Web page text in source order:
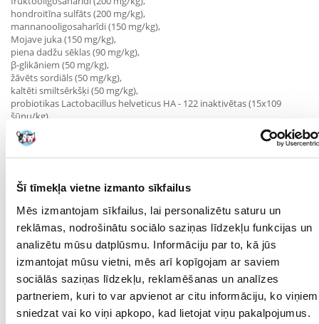
Šī tīmekļa vietne izmanto sīkfailus
Mēs izmantojam sīkfailus, lai personalizētu saturu un
reklāmas, nodrošinātu sociālo saziņas līdzekļu funkcijas un
analizētu mūsu datplūsmu. Informāciju par to, kā jūs
izmantojat mūsu vietni, mēs arī kopīgojam ar saviem
sociālās saziņas līdzekļu, reklamēšanas un analīzes
partneriem, kuri to var apvienot ar citu informāciju, ko viņiem
sniedzat vai ko viņi apkopo, kad lietojat viņu pakalpojumus.
hondroitīna sulfāts (200 mg/kg),
mannanooligosaharīdi (150 mg/kg),
Mojave juka (150 mg/kg),
piena dadžu sēklas (90 mg/kg),
β-glikāniem (50 mg/kg),
žāvēts sordiāls (50 mg/kg),
kaltēti smiltsērkšķi (50 mg/kg),
probiotikas Lactobacillus helveticus HA - 122 inaktivētas (15x109
šūnu/kg).
UZTURŠANA:
jēlproteīns 28,0 %,
mitrums 10,0 %,
jēlpelni 7,0 %,
jēlšķiedra 2,5 %,
kalcijs 1,5 %,
fosfors 1,1 %,
nātrijs 0,4 %,
omega-3 taukskābes 0,5 %,
omega-6 taukskābes 2,1 %,
EPA (20:5 n-3) 0,05 %,
DHA (22:6 n-3) 0,1 %.
Metaboliskā enerģija 3870 kcal/kg